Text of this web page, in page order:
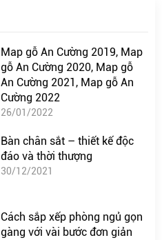
Map gỗ An Cường 2019, Map
gỗ An Cường 2020, Map gỗ
An Cường 2021, Map gỗ An
Cường 2022
26/01/2022
Bàn chân sắt – thiết kế độc
đáo và thời thượng
30/12/2021
Cách sắp xếp phòng ngủ gọn
gàng với vài bước đơn giản